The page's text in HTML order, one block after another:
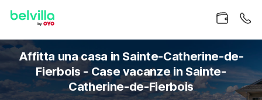
Affitta una casa in Sainte-Catherine-de-
Fierbois - Case vacanze in Sainte-
Catherine-de-Fierbois